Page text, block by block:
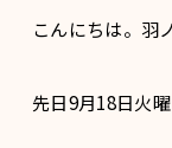
こんにちは。羽
先日9月18日火